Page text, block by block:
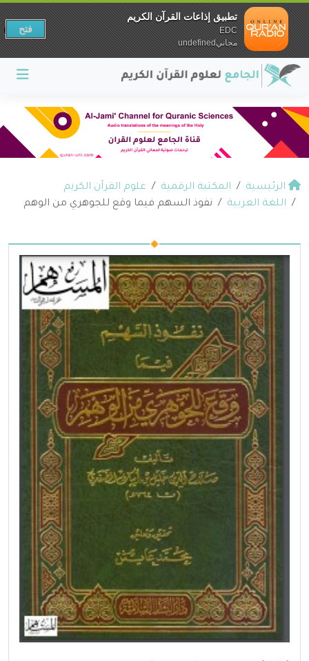
الرئيسية المكتبة الرقمية
علوم القرآن الكريم
اللغة العربية
نفوذ السهم فيما وقع للجوهري من الوهم
تطبيق إذاعات القرآن الكريم
EDC
مجانيundefined
فتح